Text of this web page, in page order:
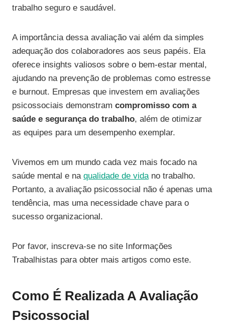
trabalho seguro e saudável.
A importância dessa avaliação vai além da simples
adequação dos colaboradores aos seus papéis. Ela
oferece insights valiosos sobre o bem-estar mental,
ajudando na prevenção de problemas como estresse
e burnout. Empresas que investem em avaliações
psicossociais demonstram compromisso com a
saúde e segurança do trabalho, além de otimizar
as equipes para um desempenho exemplar.
Vivemos em um mundo cada vez mais focado na
saúde mental e na qualidade de vidano trabalho.
Portanto, a avaliação psicossocial não é apenas uma
tendência, mas uma necessidade chave para o
sucesso organizacional.
Por favor, inscreva-se no site Informações
Trabalhistas para obter mais artigos como este.
Como É Realizada A Avaliação
Psicossocial